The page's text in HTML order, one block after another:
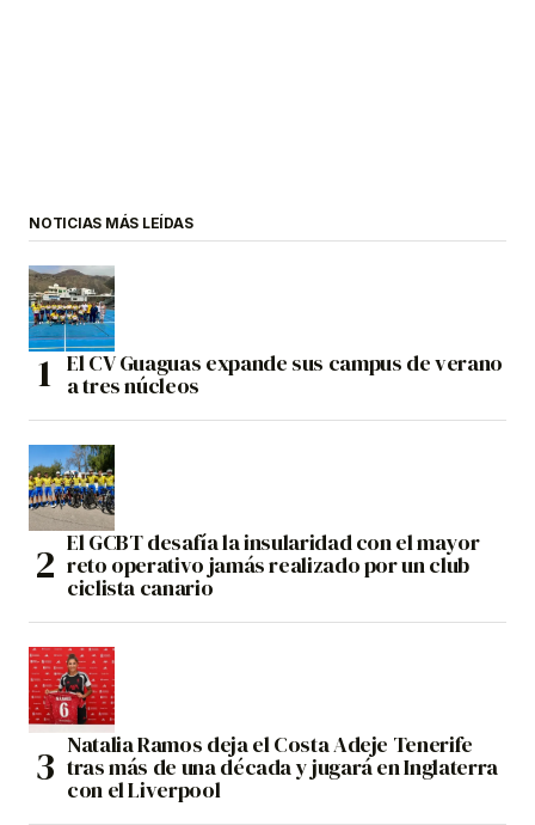
NOTICIAS MÁS LEÍDAS
El CV Guaguas expande sus campus de verano
a tres núcleos
El GCBT desafía la insularidad con el mayor
reto operativo jamás realizado por un club
ciclista canario
Natalia Ramos deja el Costa Adeje Tenerife
tras más de una década y jugará en Inglaterra
con el Liverpool